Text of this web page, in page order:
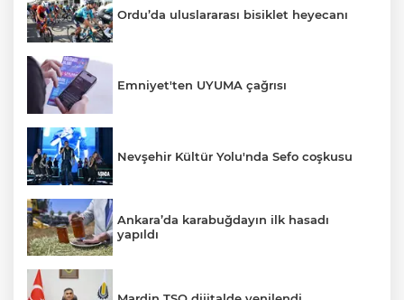
Ordu’da uluslararası bisiklet heyecanı
Emniyet'ten UYUMA çağrısı
Nevşehir Kültür Yolu'nda Sefo coşkusu
Ankara’da karabuğdayın ilk hasadı
yapıldı